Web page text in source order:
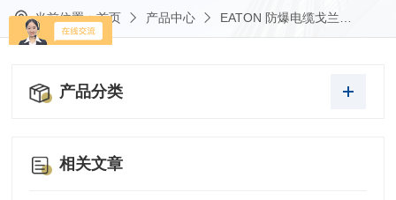
当前位置：首页 产品中心 EATON 防爆电缆戈兰
产品分类
相关文章